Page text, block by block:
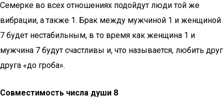
Семерке во всех отношениях подойдут люди той же
вибрации, а также 1. Брак между мужчиной 1 и женщиной
7 будет нестабильным, в то время как женщина 1 и
мужчина 7 будут счастливы и, что называется, любить друг
друга «до гроба».
Совместимость числа души 8